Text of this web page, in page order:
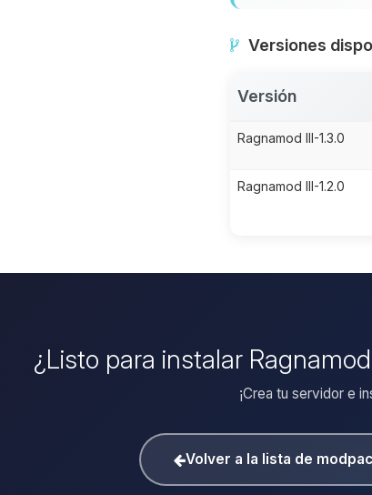
Versiones
Versión
Ragnamod III-1.3.0
Ragnamod III-1.2.0
¿Listo para instalar
¡Crea tu servidor e
Volver a la lista de